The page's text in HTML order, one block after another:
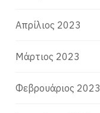
Απρίλιος 2023
Μάρτιος 2023
Φεβρουάριος 2023